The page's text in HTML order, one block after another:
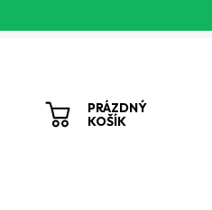
PRÁZDNÝ
KOŠÍK